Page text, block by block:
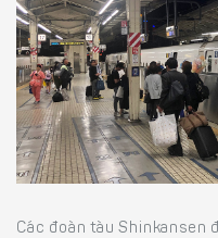
Các đoàn tàu Shinkansen